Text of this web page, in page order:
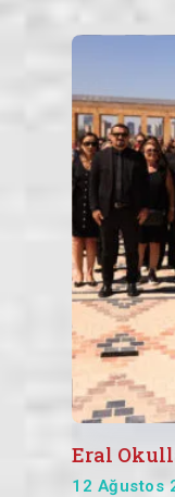
Eral
12 Ağustos